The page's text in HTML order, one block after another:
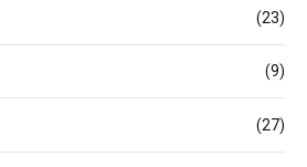
(23)
(9)
(27)